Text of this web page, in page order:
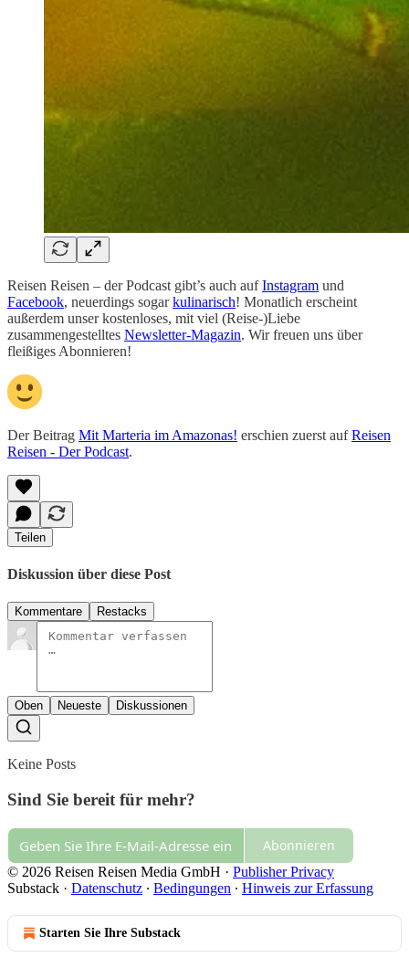
Reisen Reisen – der Podcast gibt’s auch aufInstagram und
Facebook, neuerdings sogarkulinarisch! Monatlich erscheint
außerdem unser kostenloses, mit viel (Reise-)Liebe
zusammengestelltes Newsletter-Magazin. Wir freuen uns über
fleißiges Abonnieren!
Der Beitrag Mit Marteria im Amazonas! erschien zuerst aufReisen
Reisen - Der Podcast.
Teilen
Diskussion über diese Post
Kommentare Restacks
Oben Neueste Diskussionen
Keine Posts
Sind Sie bereit für mehr?
Abonnieren
© 2026 Reisen Reisen Media GmbH · Publisher Privacy
Substack · Datenschutz ∙ Bedingungen ∙ Hinweis zur Erfassung
Starten Sie Ihre Substack